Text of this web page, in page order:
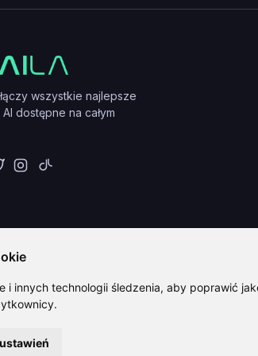
i innych technologii śledzenia, aby poprawić
łączy wszystkie najlepsze
dostępne na całym